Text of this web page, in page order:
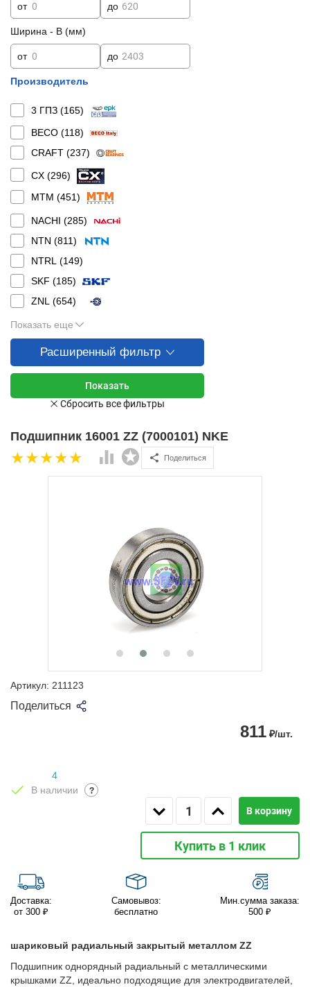
от до
Ширина - B (мм)
от до
Производитель
3 ГПЗ (165)
BECO (118)
CRAFT (237)
CX (296)
MTM (451)
NACHI (285)
NTN (811)
NTRL (149)
SKF (185)
ZNL (654)
Показать еще
Расширенный фильтр
Подшипник 16001 ZZ (7000101) NKE
Поделиться
Артикул: 211123
Поделиться
811 ₽/шт.
4
В наличии
?
В корзину
Купить в 1 клик
Доставка:
от 300 ₽
Самовывоз:
бесплатно
Мин.сумма заказа:
500 ₽
шариковый радиальный закрытый металлом ZZ
Подшипник однорядный радиальный с металлическими
крышками ZZ, идеально подходящие для электродвигателей,